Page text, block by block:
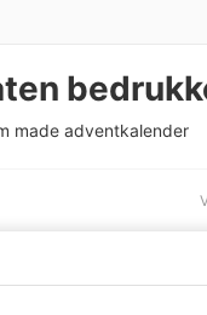
made adventkalender